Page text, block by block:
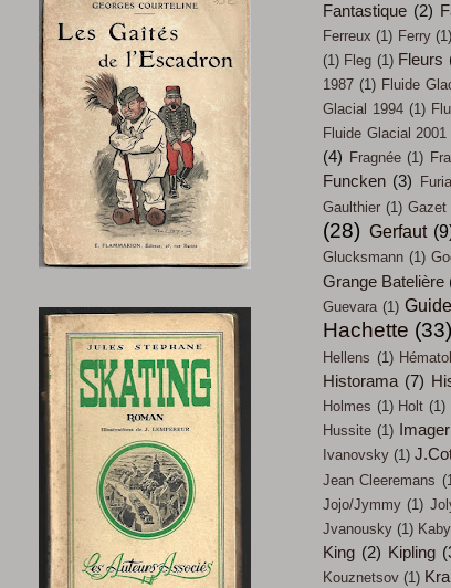
Fantastique (2)
Ferreux (1) Ferry (1)
(1) Fleg (1) Fleurs
1987 (1) Fluide
Glacial 1994 (1)
Fluide Glacial 2001
(4) Fragnée (1)
Funcken (3) Furia
Gaulthier (1) Gazet
(28) Gerfaut
Glucksmann (1)
Grange Batelière
Guevara (1) Guide
Hachette (33)
Hellens (1)
Historama (7)
Holmes (1) Holt (1)
Hussite (1)
Ivanovsky (1)
Jean Cleeremans
Jojo/Jymmy (1)
Jvanousky (1)
King (2) Kipling
Kouznetsov (1)